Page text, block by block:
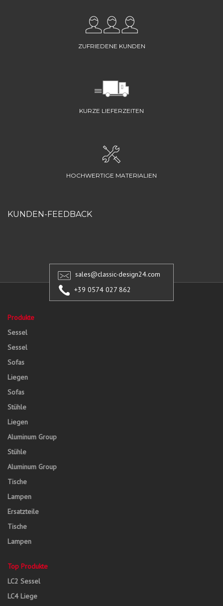
ZUFRIEDENE KUNDEN
KURZE LIEFERZEITEN
HOCHWERTIGE MATERIALIEN
KUNDEN-FEEDBACK
sales@classic-design24.com
+39 0574 027 862
Produkte
Sessel
Sessel
Sofas
Liegen
Sofas
Stühle
Liegen
Aluminum Group
Stühle
Aluminum Group
Tische
Lampen
Ersatzteile
Tische
Lampen
Top Produkte
LC2 Sessel
LC4 Liege